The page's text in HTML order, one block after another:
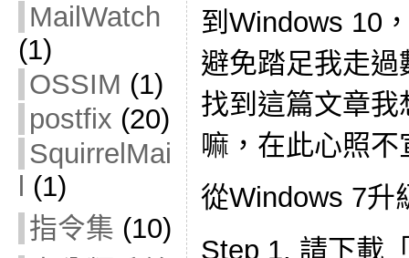
MailWatch
(1)
OSSIM (1)
postfix (20)
SquirrelMai
(1)
指令集 (10)
到Windows 10
避免踏足我走
找到這篇文章
嘛，在此心照不
從Windows 7升
Step 1. 請下載